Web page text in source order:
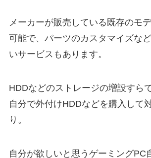
メーカーが販売している既存のモ
可能で、パーツのカスタマイズな
いサービスもあります。
HDDなどのストレージの増設すら
自分で外付けHDDなどを購入して
り。
自分が欲しいと思うゲーミングPC